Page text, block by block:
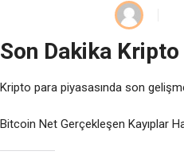
Son Dakika
Kripto para piyasasında son
Bitcoin Net Gerçekleşen Kayıplar